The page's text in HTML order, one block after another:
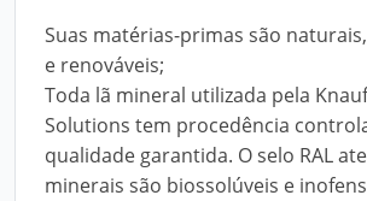
Suas matérias-primas são
e renováveis;
Toda lã mineral utilizada pela
Solutions tem procedência
qualidade garantida. O selo RAL
minerais são biossolúveis e